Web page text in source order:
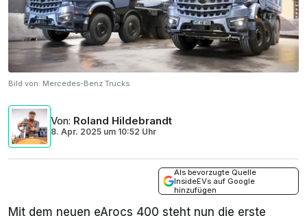
Bild von: Mercedes-Benz Trucks
Von: Roland Hildebrandt
8. Apr. 2025 um 10:52 Uhr
Als bevorzugte Quelle
InsideEVs auf Google
hinzufügen
Mit dem neuen eArocs 400 steht nun die erste